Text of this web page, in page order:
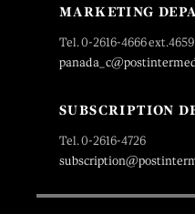
MARKETING
Tel. 0-2616-4666 ext.4659
SUBSCRIPTION
Tel. 0-2616-4726